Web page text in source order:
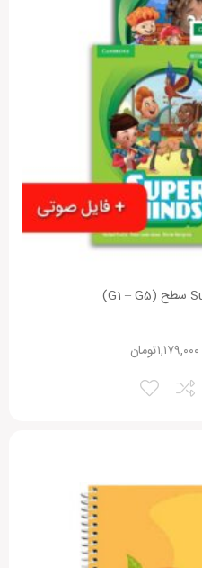
تومان۱,۱۷۹,۰۰۰